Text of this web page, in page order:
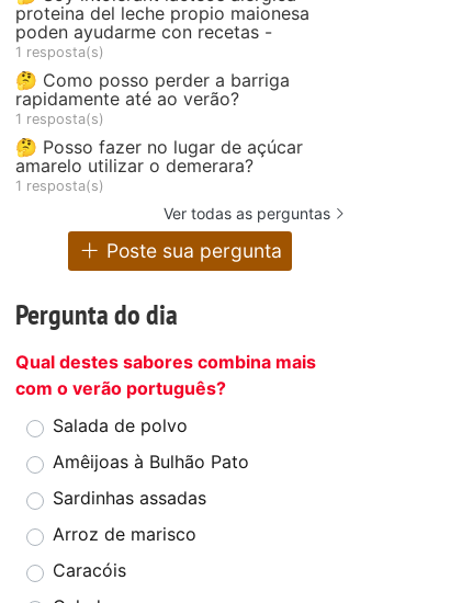
proteina del leche propio maionesa
poden ayudarme con recetas -
1 resposta(s)
🤔 Como posso perder a barriga
rapidamente até ao verão?
1 resposta(s)
🤔 Posso fazer no lugar de açúcar
amarelo utilizar o demerara?
1 resposta(s)
Ver todas as perguntas
Poste sua pergunta
Pergunta do dia
Qual destes sabores combina mais
com o verão português?
Salada de polvo
Amêijoas à Bulhão Pato
Sardinhas assadas
Arroz de marisco
Caracóis